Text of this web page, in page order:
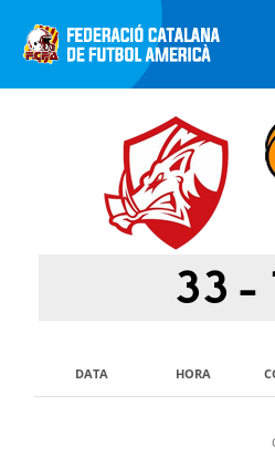
33 -
DATA HORA